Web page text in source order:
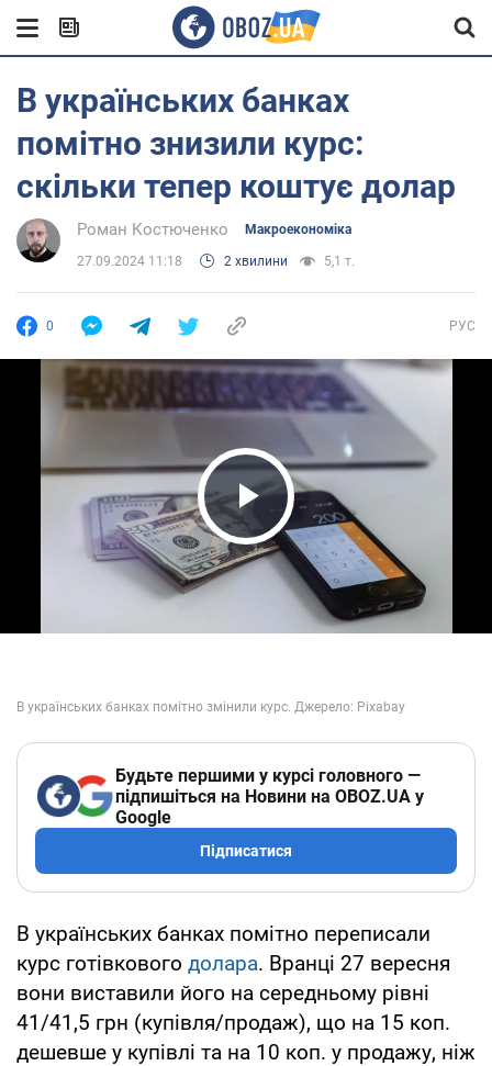
В українських банках
помітно знизили курс:
скільки тепер коштує долар
Роман Костюченко Mакроекономіка
27.09.2024 11:18 2 хвилини 5,1 т.
0 РУС
Play Video
Будьте першими у курсі головного —
підпишіться на Новини на OBOZ.UA у
Google
Підписатися
В українських банках помітно переписали
курс готівкового долара. Вранці 27 вересня
вони виставили його на середньому рівні
41/41,5 грн (купівля/продаж), що на 15 коп.
дешевше у купівлі та на 10 коп. у продажу, ніж